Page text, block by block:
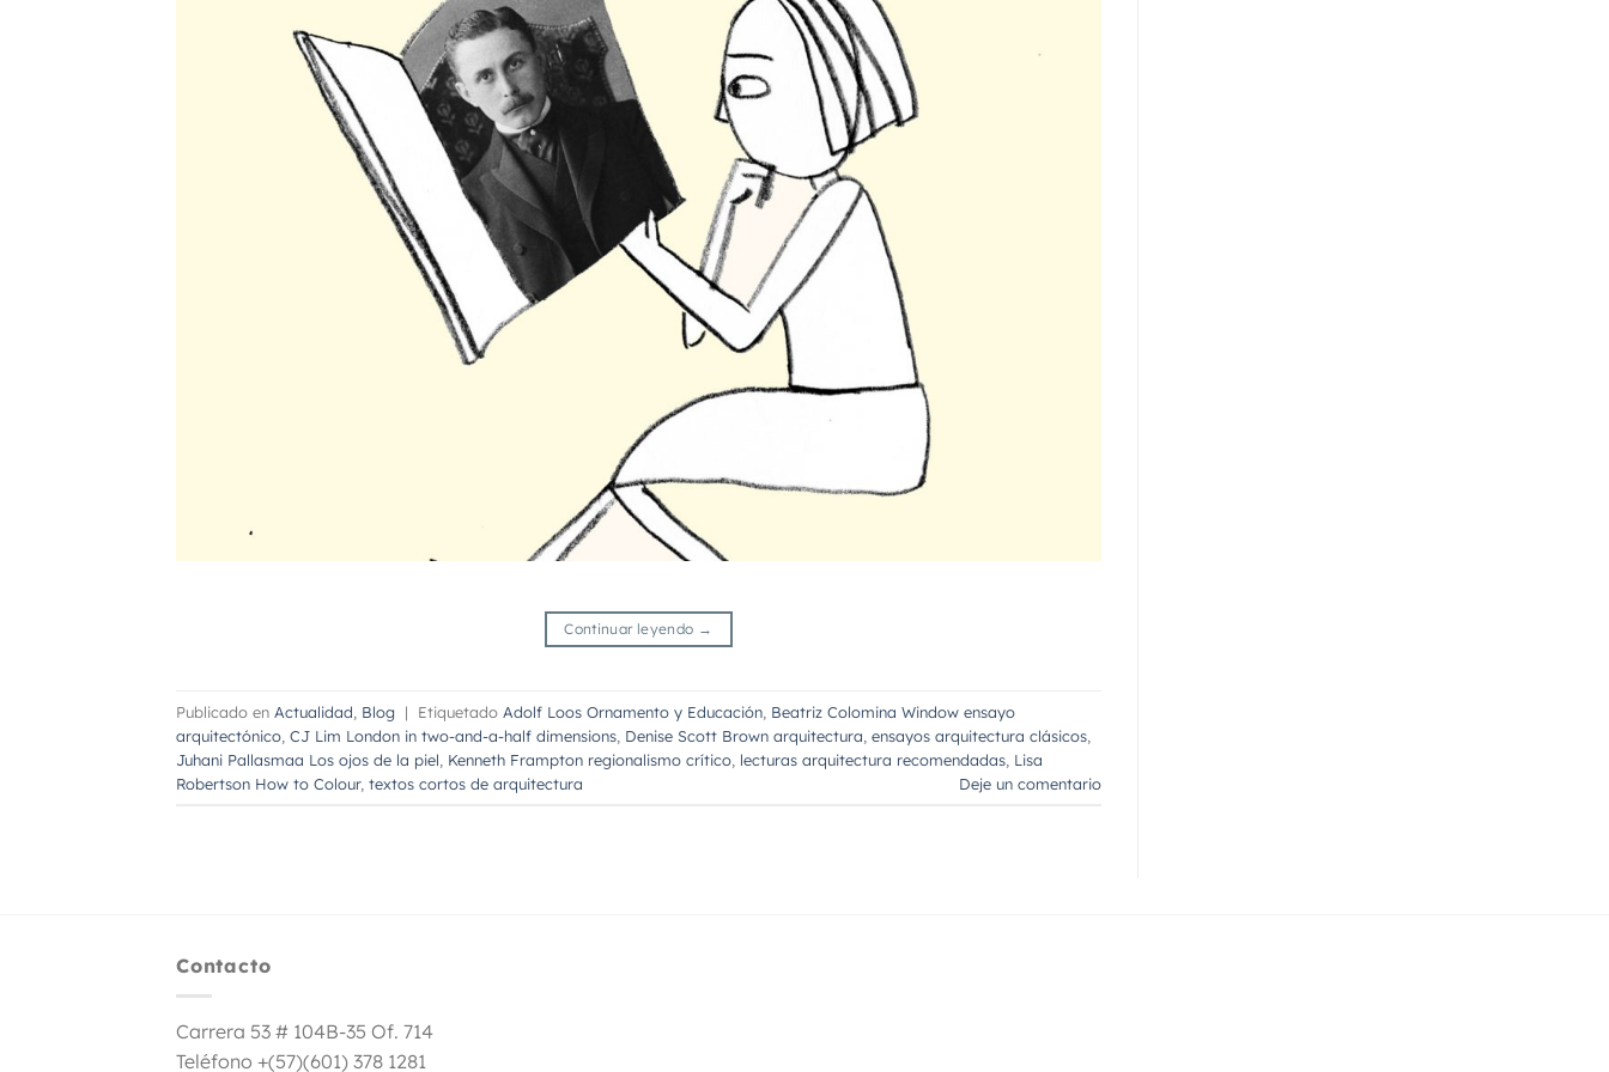
Continuar leyendo →
Publicado en Actualidad Blog | Etiquetado Adolf Loos Ornamento y Educación Beatriz Colomina Window ensayo
arquitectónico CJ Lim London in two-and-a-half dimensions Denise Scott Brown arquitectura ensayos arquitectura clásicos
Juhani Pallasmaa Los ojos de la piel Kenneth Frampton regionalismo crítico lecturas arquitectura recomendadas Lisa
Robertson How to Colour, textos cortos de arquitectura Deje un comentario
Contacto
Carrera 53 # 104B-35 Of. 714
Teléfono +(57)(601) 378 1281